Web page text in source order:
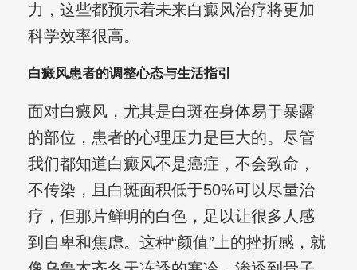
力，这些都预示着未来白癜风治疗将更加
科学效率很高。
白癜风患者的调整心态与生活指引
面对白癜风，尤其是白斑在身体易于暴露
的部位，患者的心理压力是巨大的。尽管
我们都知道白癜风不是癌症，不会致命，
不传染，且白斑面积低于50%可以尽量治
疗，但那片鲜明的白色，足以让很多人感
到自卑和焦虑。这种“颜值”上的挫折感，就